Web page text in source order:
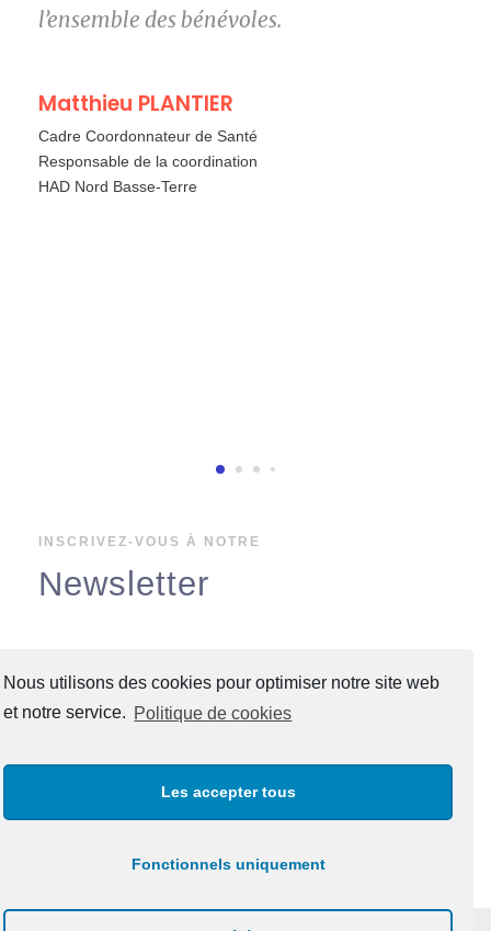
Nous utilisons des cookies pour optimiser notre site web
et notre service. Politique de cookies
Les accepter tous
Fonctionnels uniquement
l’ensemble des bénévoles.
Matthieu PLANTIER
Cadre Coordonnateur de Santé
Responsable de la coordination
HAD Nord Basse-Terre
INSCRIVEZ-VOUS À NOTRE
Newsletter